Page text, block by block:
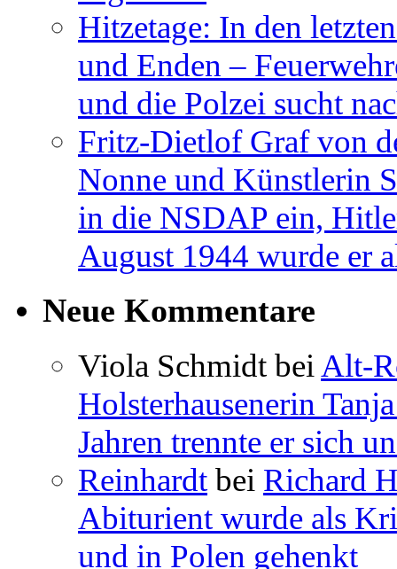
Hitzetage: In den
und Enden –
und die Polzei sucht
Fritz-Dietlof Graf von
Nonne und Künstlerin
in die NSDAP ein,
August 1944 wurde er
Neue Kommentare
Viola Schmidt bei Alt-
Holsterhausenerin
Jahren trennte er sich
Reinhardt bei Richard
Abiturient wurde als
und in Polen gehenkt